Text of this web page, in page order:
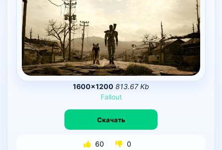
1600×1200 813.67 Kb
Fallout
Скачать
60 0